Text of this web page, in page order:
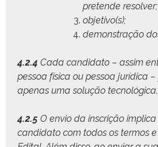
pre­tende resolver;
objetivo(s);
demon­stração
4.2.4 Cada can­dida­to – assim
pes­soa físi­ca ou pes­soa jurídi­ca
ape­nas uma solução tecnológica.
4.2.5 O envio da inscrição
can­dida­to com todos os ter­mos